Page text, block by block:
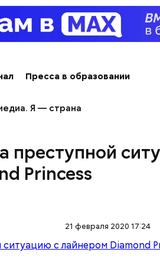
Пресса в образовании
Я — страна
преступной
Princess
21 февраля 2020 17:24
сопредседателя
стрелки часов Судного
значимости они не